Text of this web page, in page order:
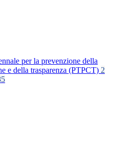
per la prevenzione della
e della trasparenza (PTPCT) 2